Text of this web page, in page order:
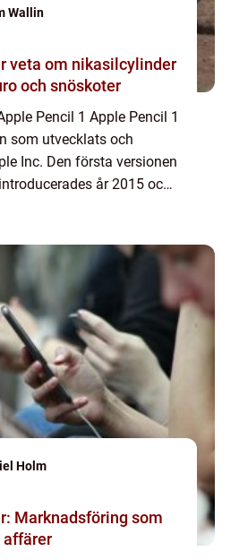
Wallin
veta om nikasilcylinder
och snöskoter
Pencil 1 Apple Pencil 1
som utvecklats och
Inc. Den första versionen
år 2015 och
Holm
Marknadsföring som
affärer